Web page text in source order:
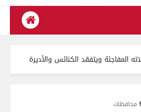
ويتفقد الكنائس والأديرة 4 كليات بجامعة المنصورة من بين 10 على مستوى الجمهورية تتأهل للزيارات الميدانية بجائزة مصر للتميز الحكومي 2026
محافظات